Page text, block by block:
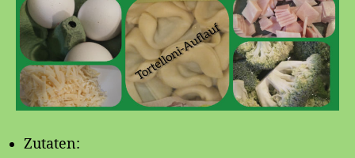
Zutaten: